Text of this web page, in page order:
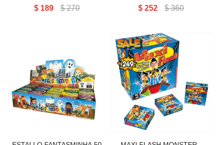
$ 189 $ 270 $ 252 $ 360
ESTALLO FANTASMINHA 50
DISP 20
MAXI FLASH MONSTER
16X4U